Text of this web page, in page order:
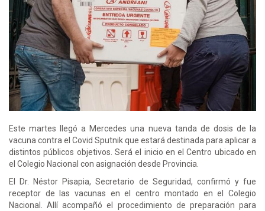
Este martes llegó a Mercedes una nueva tanda de dosis de la
vacuna contra el Covid Sputnik que estará destinada para aplicar a
distintos públicos objetivos. Será el inicio en el Centro ubicado en
el Colegio Nacional con asignación desde Provincia.
El Dr. Néstor Pisapia, Secretario de Seguridad, confirmó y fue
receptor de las vacunas en el centro montado en el Colegio
Nacional. Allí acompañó el procedimiento de preparación para